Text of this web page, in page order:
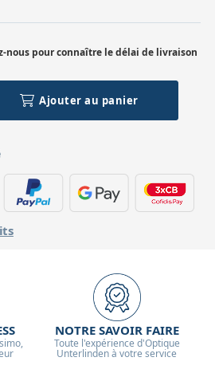
nous pour connaître le délai de livraison
Ajouter au panier
NOTRE SAVOIR FAIRE
Toute l'expérience d'Optique
Unterlinden à votre service